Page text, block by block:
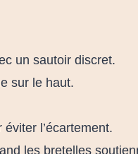
un sautoir discret.
sur le haut.
l’écartement.
les bretelles